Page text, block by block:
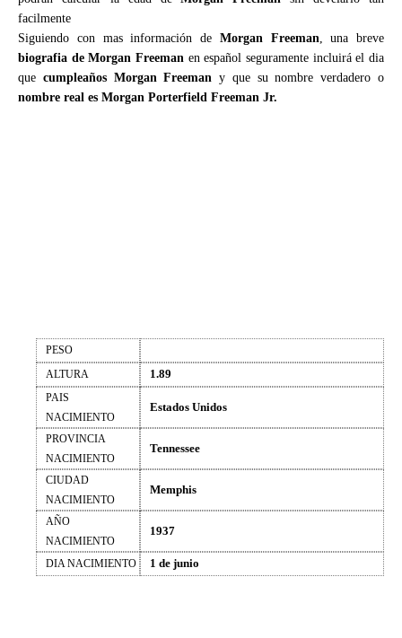
facilmente
Siguiendo con mas información de Morgan Freeman, una breve
biografia de Morgan Freeman en español seguramente incluirá el dia
que cumpleaños Morgan Freeman y que su nombre verdadero o
nombre real es Morgan Porterfield Freeman Jr.
PESO
ALTURA
1.89
PAIS
NACIMIENTO
Estados Unidos
PROVINCIA
NACIMIENTO
Tennessee
CIUDAD
NACIMIENTO
Memphis
AÑO
NACIMIENTO
1937
DIA NACIMIENTO 1 de junio